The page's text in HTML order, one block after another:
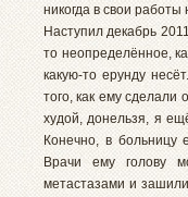
никогда в свои работы
Наступил декабрь
то неопределённое,
какую-то ерунду
того, как ему
худой, донельзя, я
Конечно, в больницу
Врачи ему голову
метастазами и